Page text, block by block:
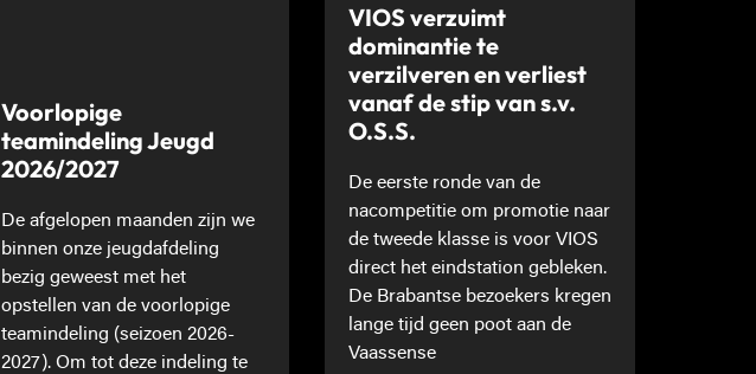
Voorlopige
teamindeling Jeugd
2026/2027
De afgelopen maanden zijn we
binnen onze jeugdafdeling
bezig geweest met het
opstellen van de voorlopige
teamindeling (seizoen 2026-
2027). Om tot deze indeling te
VIOS verzuimt
dominantie te
verzilveren en verliest
vanaf de stip van s.v.
O.S.S.
De eerste ronde van de
nacompetitie om promotie naar
de tweede klasse is voor VIOS
direct het eindstation gebleken.
De Brabantse bezoekers kregen
lange tijd geen poot aan de
Vaassense